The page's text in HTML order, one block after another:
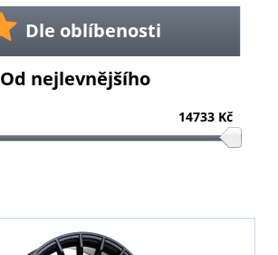
Dle oblíbenosti
Od nejlevnějšího
14733 Kč